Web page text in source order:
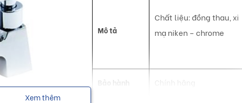
Mô tả
Chất liệu: đồng thau, xi
mạ niken – chrome
Bảo hành Chính hãng
Xem thêm